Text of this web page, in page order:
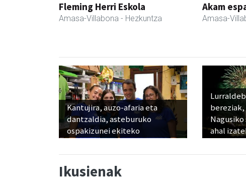
Fleming Herri Eskola
Amasa-Villabona - Hezkuntza
Akam
Amasa-
Kantujira, auzo-afaria eta
dantzaldia, asteburuko
ospakizunei ekiteko
ahal
Ikusienak